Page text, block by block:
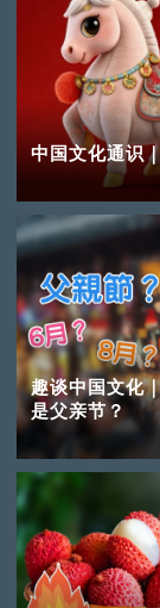
中国文化通识
趣谈中国文化
是父亲节？